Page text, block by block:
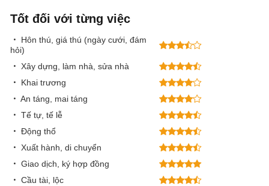
Tốt đối với từng việc
Hôn thú, giá thú (ngày cưới, đám
hỏi)
Xây dựng, làm nhà, sửa nhà
Khai trương
An táng, mai táng
Tế tự, tế lễ
Động thổ
Xuất hành, di chuyển
Giao dịch, ký hợp đồng
Cầu tài, lộc